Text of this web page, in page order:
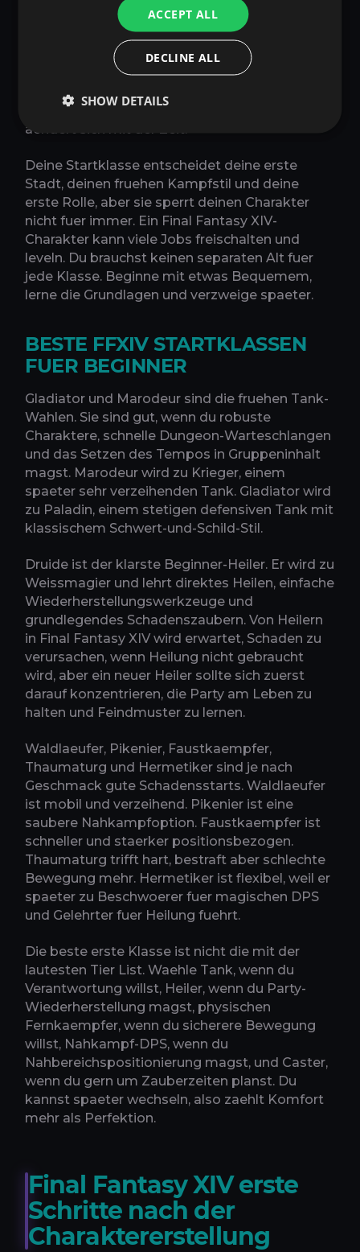
ihrer Welt, wenn Charaktererstellung offen ist.
Wenn du allein startest, waehle eine Region mit
gutem Ping und pruefe den aktuellen
Weltstatus, bevor du dich festlegst. Neue,
Bevorzugte oder Preferred+ Worlds koennen
Boni bieten, wenn verfuegbar, aber Weltstatus
aendert sich mit der Zeit.
Deine Startklasse entscheidet deine erste
Stadt, deinen fruehen Kampfstil und deine
erste Rolle, aber sie sperrt deinen Charakter
nicht fuer immer. Ein Final Fantasy XIV-
Charakter kann viele Jobs freischalten und
leveln. Du brauchst keinen separaten Alt fuer
jede Klasse. Beginne mit etwas Bequemem,
lerne die Grundlagen und verzweige spaeter.
BESTE FFXIV STARTKLASSEN
FUER BEGINNER
Gladiator und Marodeur sind die fruehen Tank-
Wahlen. Sie sind gut, wenn du robuste
Charaktere, schnelle Dungeon-Warteschlangen
und das Setzen des Tempos in Gruppeninhalt
magst. Marodeur wird zu Krieger, einem
spaeter sehr verzeihenden Tank. Gladiator wird
zu Paladin, einem stetigen defensiven Tank mit
klassischem Schwert-und-Schild-Stil.
Druide ist der klarste Beginner-Heiler. Er wird zu
Weissmagier und lehrt direktes Heilen, einfache
Wiederherstellungswerkzeuge und
grundlegendes Schadenszaubern. Von Heilern
in Final Fantasy XIV wird erwartet, Schaden zu
verursachen, wenn Heilung nicht gebraucht
wird, aber ein neuer Heiler sollte sich zuerst
darauf konzentrieren, die Party am Leben zu
halten und Feindmuster zu lernen.
Waldlaeufer, Pikenier, Faustkaempfer,
Thaumaturg und Hermetiker sind je nach
Geschmack gute Schadensstarts. Waldlaeufer
ist mobil und verzeihend. Pikenier ist eine
saubere Nahkampfoption. Faustkaempfer ist
schneller und staerker positionsbezogen.
Thaumaturg trifft hart, bestraft aber schlechte
Bewegung mehr. Hermetiker ist flexibel, weil er
spaeter zu Beschwoerer fuer magischen DPS
und Gelehrter fuer Heilung fuehrt.
Die beste erste Klasse ist nicht die mit der
lautesten Tier List. Waehle Tank, wenn du
Verantwortung willst, Heiler, wenn du Party-
Wiederherstellung magst, physischen
Fernkaempfer, wenn du sicherere Bewegung
willst, Nahkampf-DPS, wenn du
Nahbereichspositionierung magst, und Caster,
wenn du gern um Zauberzeiten planst. Du
kannst spaeter wechseln, also zaehlt Komfort
mehr als Perfektion.
Final Fantasy XIV erste
Schritte nach der
Charaktererstellung
ACCEPT ALL
DECLINE ALL
SHOW DETAILS